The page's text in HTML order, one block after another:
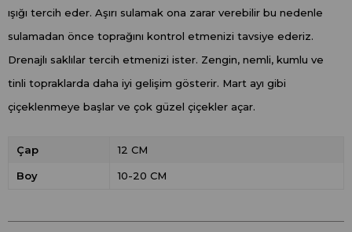
ışığı tercih eder. Aşırı sulamak ona zarar verebilir bu nedenle
sulamadan önce toprağını kontrol etmenizi tavsiye ederiz.
Drenajlı saklılar tercih etmenizi ister. Zengin, nemli, kumlu ve
tinli topraklarda daha iyi gelişim gösterir. Mart ayı gibi
çiçeklenmeye başlar ve çok güzel çiçekler açar.
Çap 12 CM
Boy 10-20 CM